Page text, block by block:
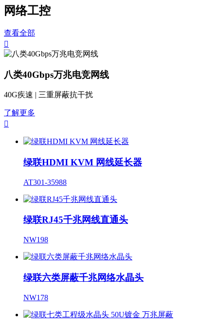
网络工控
查看全部

八类40Gbps万兆电竞网线
40G疾速 | 三重屏蔽抗干扰
了解更多

绿联HDMI KVM 网线延长器
AT301-35988
绿联RJ45千兆网线直通头
NW198
绿联六类屏蔽千兆网络水晶头
NW178